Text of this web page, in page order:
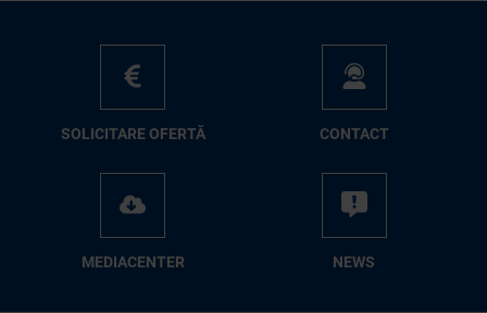
SO­LI­CI­TA­RE OFER­TĂ CON­TA­CT
ME­D­IA­CEN­TER NEWS